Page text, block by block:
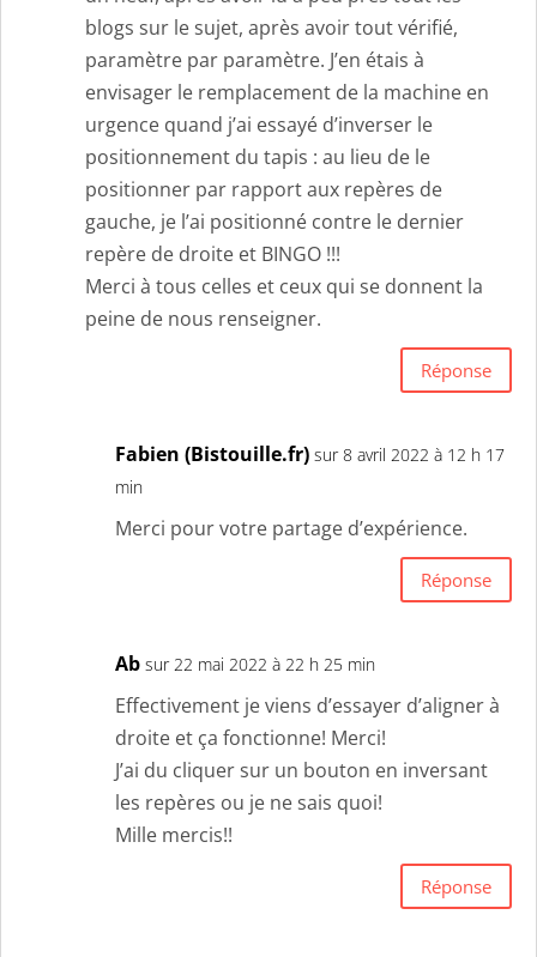
blogs sur le sujet, après avoir tout vérifié,
paramètre par paramètre. J’en étais à
envisager le remplacement de la machine en
urgence quand j’ai essayé d’inverser le
positionnement du tapis : au lieu de le
positionner par rapport aux repères de
gauche, je l’ai positionné contre le dernier
repère de droite et BINGO !!!
Merci à tous celles et ceux qui se donnent la
peine de nous renseigner.
Réponse
Fabien (Bistouille.fr) sur 8 avril 2022 à 12 h 17
min
Merci pour votre partage d’expérience.
Réponse
Ab sur 22 mai 2022 à 22 h 25 min
Effectivement je viens d’essayer d’aligner à
droite et ça fonctionne! Merci!
J’ai du cliquer sur un bouton en inversant
les repères ou je ne sais quoi!
Mille mercis!!
Réponse